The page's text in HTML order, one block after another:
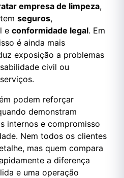
empresa de limpeza,
seguros,
e conformidade legal. Em
é ainda mais
exposição a problemas
civil ou
podem reforçar
demonstram
internos e compromisso
Nem todos os clientes
mas quem compara
a diferença
e uma operação